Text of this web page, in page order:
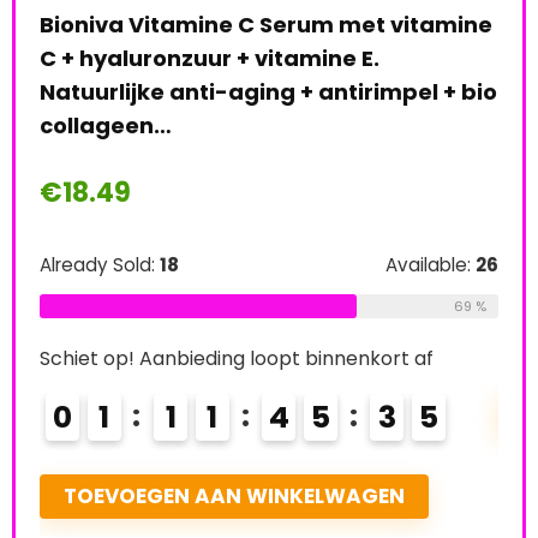
bio
26
Gezichtsmasker En
Nachtmasker,veelkleurig
€16.95
Already Sold:
Schiet op! Aanbieding loopt binnenkort af
TOEVOEGEN AAN WINKELWAGEN